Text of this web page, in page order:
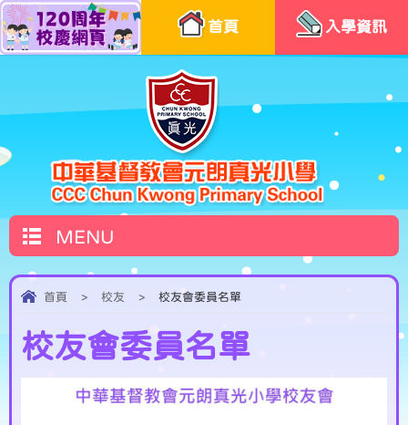
首頁 入學資訊
MENU
首頁 > 校友 > 校友會委員名單
校友會委員名單